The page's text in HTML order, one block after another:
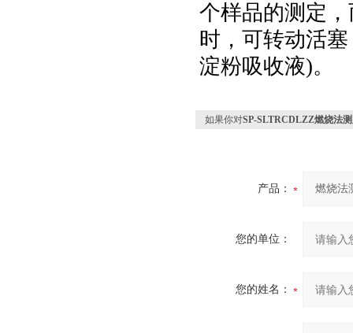
个样品的测定
时，可转动活
淀粉吸收液)。
如果你对SP-SLTRCDLZZ燃烧法
产品：
您的单位：
您的姓名：